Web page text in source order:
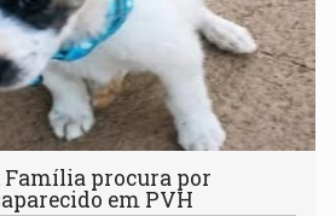
Família procura por
em PVH